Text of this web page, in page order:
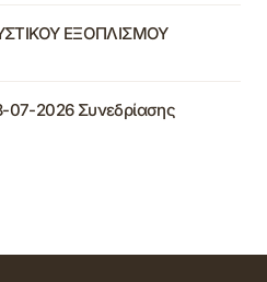
ΕΞΟΠΛΙΣΜΟΥ
07-2026 Συνεδρίασης